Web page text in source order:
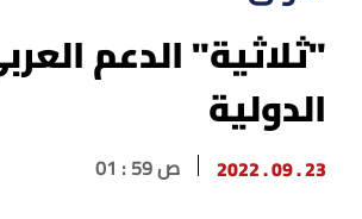
"ثلاثية" الدعم
الدولية
23 . 09 . 2022 01 : 59 ص